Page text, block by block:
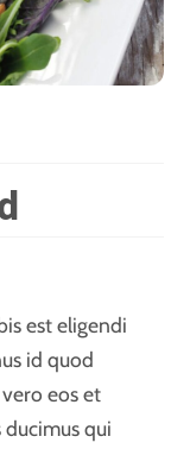
est eligendi
id quod
eos et
ducimus qui